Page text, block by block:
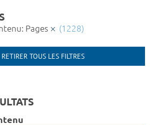
Pages (1228)
RETIRER TOUS LES FILTRES